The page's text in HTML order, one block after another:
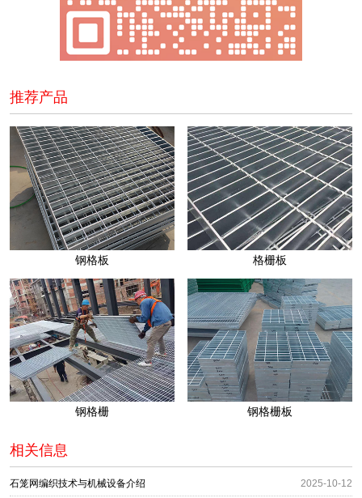
推荐产品
钢格板 格栅板
钢格栅 钢格栅板
相关信息
石笼网编织技术与机械设备介绍 2025-10-12